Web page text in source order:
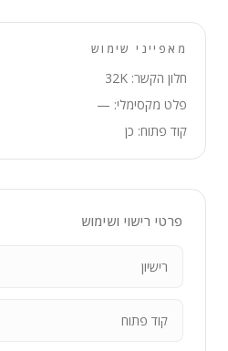
מאפייני שימוש
חלון הקשר: 32K
פלט מקסימלי: —
קוד פתוח: כן
פרטי רישוי ושימוש
רישיון
קוד פתוח